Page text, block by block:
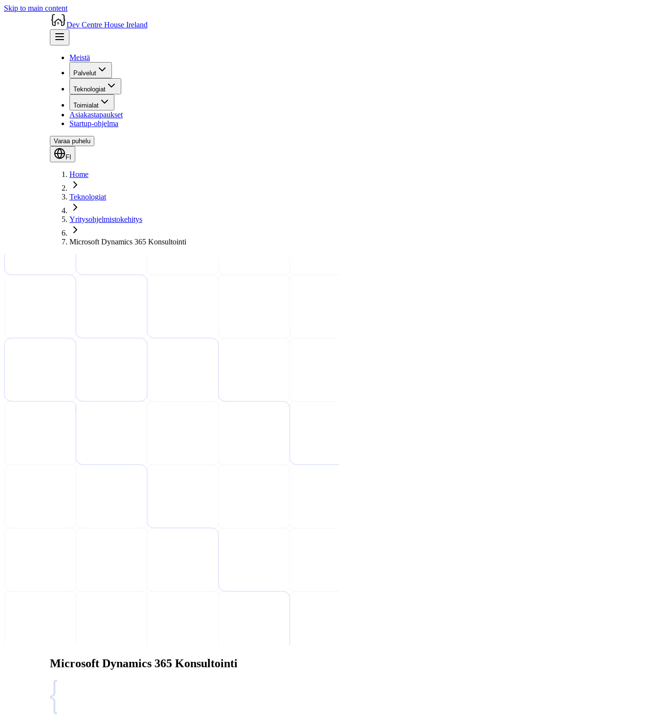
Skip to main content
Dev Centre House Ireland
Meistä
Palvelut
Teknologiat
Toimialat
Asiakastapaukset
Startup-ohjelma
Varaa puhelu
FI
Home
Teknologiat
Yritysohjelmistokehitys
Microsoft Dynamics 365 Konsultointi
Microsoft Dynamics 365 Konsultointi